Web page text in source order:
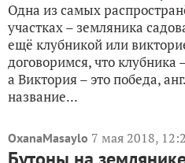
Одна из самых
участках – земляника
ещё клубникой или
договоримся, что клубника
а Виктория – это победа,
название...
OxanaMasaylo 7 мая 2018,